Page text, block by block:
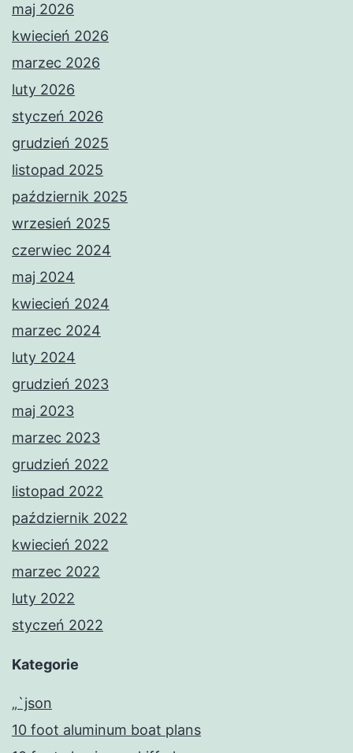
maj 2026
kwiecień 2026
marzec 2026
luty 2026
styczeń 2026
grudzień 2025
listopad 2025
październik 2025
wrzesień 2025
czerwiec 2024
maj 2024
kwiecień 2024
marzec 2024
luty 2024
grudzień 2023
maj 2023
marzec 2023
grudzień 2022
listopad 2022
październik 2022
kwiecień 2022
marzec 2022
luty 2022
styczeń 2022
Kategorie
„`json
10 foot aluminum boat plans